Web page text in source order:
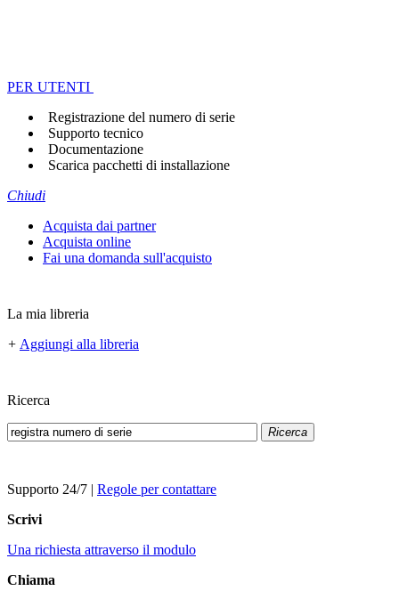
PER UTENTI
Registrazione del numero di serie
Supporto tecnico
Documentazione
Scarica pacchetti di installazione
Chiudi
Acquista dai partner
Acquista online
Fai una domanda sull'acquisto
La mia libreria
+ Aggiungi alla libreria
Ricerca
Ricerca
Supporto 24/7 | Regole per contattare
Scrivi
Una richiesta attraverso il modulo
Chiama